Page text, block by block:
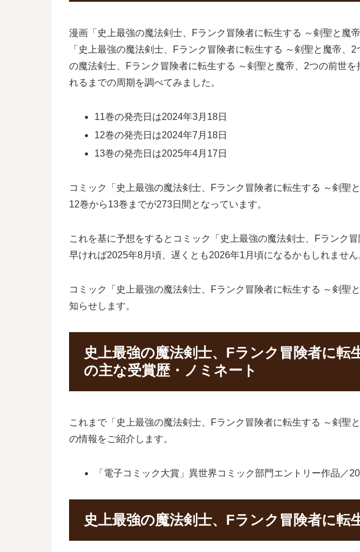
漫画「史上最強の魔法剣士、Fランク冒険者に転生する ～剣聖と魔
「史上最強の魔法剣士、Fランク冒険者に転生する ～剣聖と魔帝
の魔法剣士、Fランク冒険者に転生する ～剣聖と魔帝、2つの前世
れるまでの周期を調べてみました。
11巻の発売日は2024年3月18日
12巻の発売日は2024年7月18日
13巻の発売日は2025年4月17日
コミック「史上最強の魔法剣士、Fランク冒険者に転生する ～剣聖
12巻から13巻までが273日間となっています。
これを基に予想をするとコミック「史上最強の魔法剣士、Fランク
早ければ2025年8月頃、遅くとも2026年1月頃になるかもしれません
コミック「史上最強の魔法剣士、Fランク冒険者に転生する ～剣
知らせします。
史上最強の魔法剣士、Fランク冒険者に
の主な受賞歴・ノミネート
これまで「史上最強の魔法剣士、Fランク冒険者に転生する ～剣
の情報をご紹介します。
「電子コミック大賞」異世界コミック部門エントリー作品／
史上最強の魔法剣士、Fランク冒険者に転